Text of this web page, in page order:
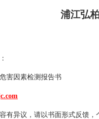
浦江弘
害因素检测报告书
有异议，请以书面形式反馈，